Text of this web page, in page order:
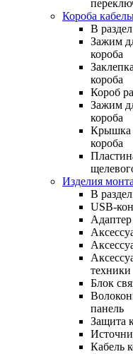
Короба
В раздел
Зажим
короба
короба
Короб
Зажим
короба
Крышка
короба
Изделия
В раздел
USB-
техники
Блок
панель
Защита
Кабель